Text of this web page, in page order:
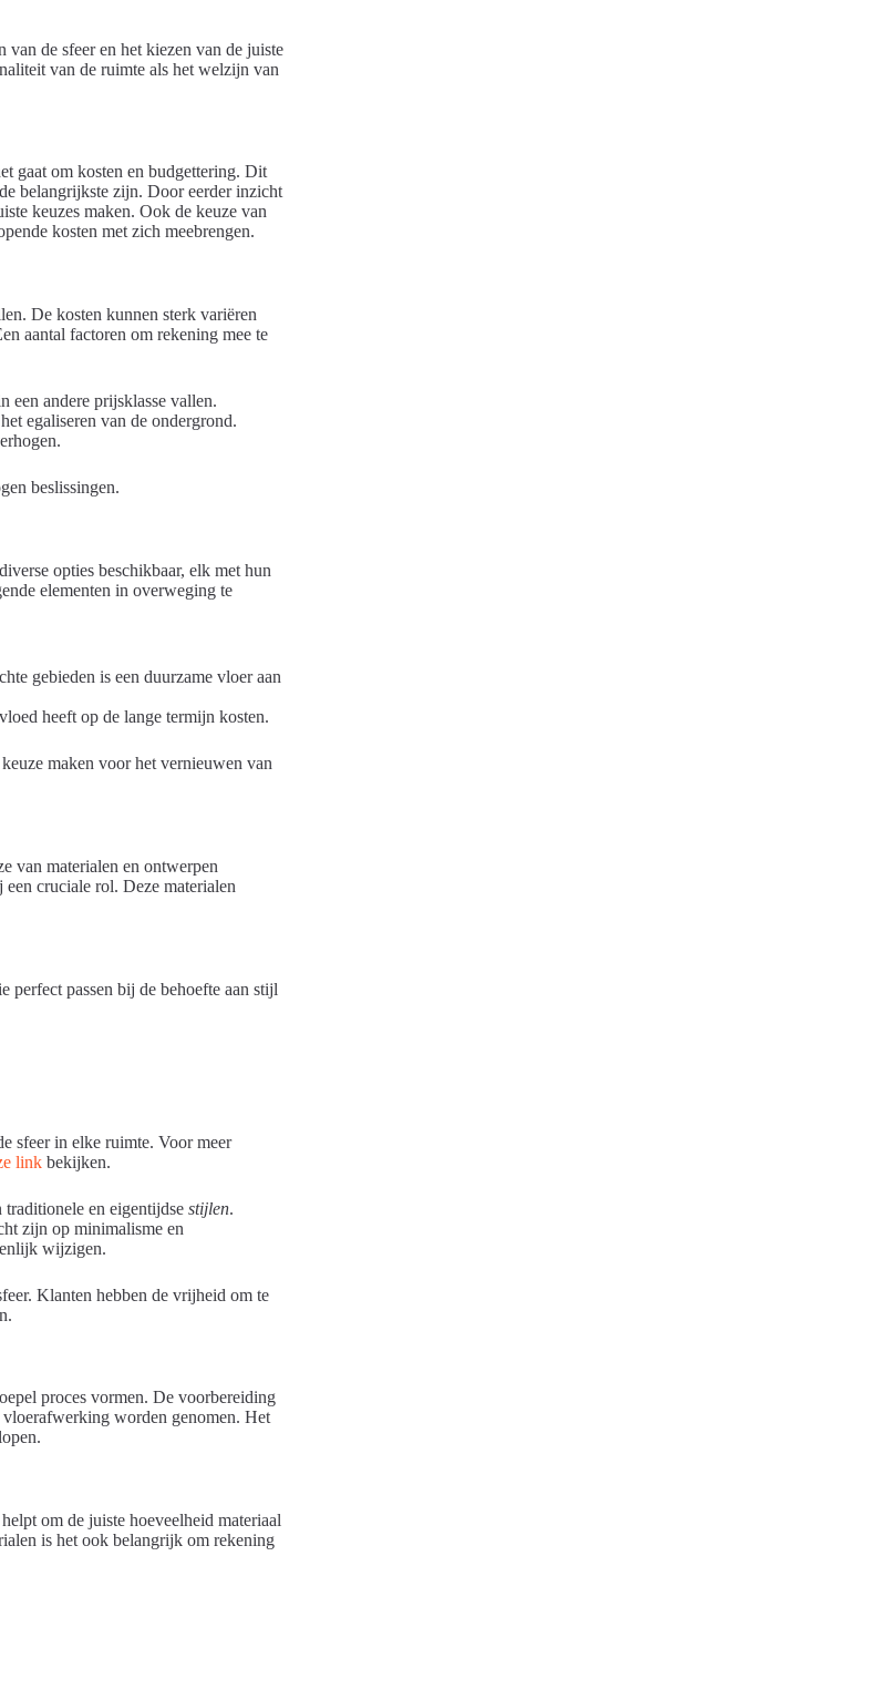
de sfeer en het kiezen van de juiste
van de ruimte als het welzijn van
gaat om kosten en budgettering. Dit
belangrijkste zijn. Door eerder inzicht
keuzes maken. Ook de keuze van
kosten met zich meebrengen.
De kosten kunnen sterk variëren
aantal factoren om rekening mee te
een andere prijsklasse vallen.
egaliseren van de ondergrond.
beslissingen.
opties beschikbaar, elk met hun
elementen in overweging te
gebieden is een duurzame vloer aan
heeft op de lange termijn kosten.
maken voor het vernieuwen van
van materialen en ontwerpen
cruciale rol. Deze materialen
perfect passen bij de behoefte aan stijl
sfeer in elke ruimte. Voor meer
link bekijken.
en eigentijdse stijlen.
zijn op minimalisme en
wijzigen.
Klanten hebben de vrijheid om te
proces vormen. De voorbereiding
worden genomen. Het
om de juiste hoeveelheid materiaal
is het ook belangrijk om rekening